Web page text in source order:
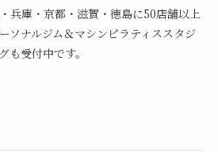
兵庫・京都・滋賀・徳島に50店舗以上
ソナルジム＆マシンピラティススタジ
も受付中です。